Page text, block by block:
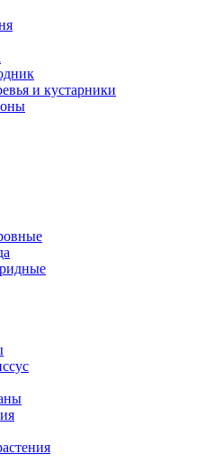
и кустарники